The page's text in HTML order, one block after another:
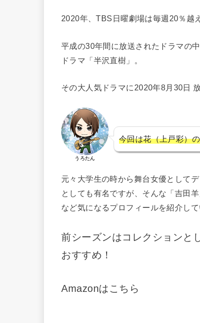
2020年、TBS日曜劇場は毎週20％越
平成の30年間に放送されたドラマの
ドラマ「半沢直樹」。
その大人気ドラマに2020年8月30日
うろたん
今回は花（上戸彩）
元々大学生の時から舞台女優として
としても有名ですが、そんな「吉田
など気になるプロフィールを紹介して
前シーズンはコレクションと
おすすめ！
Amazonはこちら